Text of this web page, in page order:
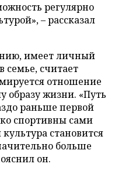
регулярно
– рассказал
имеет личный
считает
отношение
образу жизни. «Путь
раньше первой
спортивны сами
становится
больше
он.